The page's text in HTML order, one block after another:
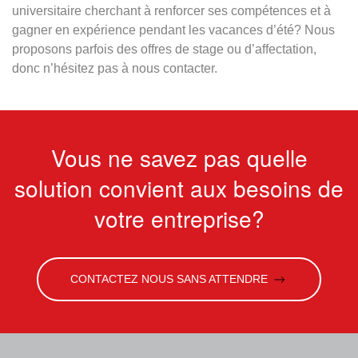
universitaire cherchant à renforcer ses compétences et à
gagner en expérience pendant les vacances d’été? Nous
proposons parfois des offres de stage ou d’affectation,
donc n’hésitez pas à nous contacter.
Vous ne savez pas quelle
solution convient aux besoins de
votre entreprise?
CONTACTEZ NOUS SANS ATTENDRE